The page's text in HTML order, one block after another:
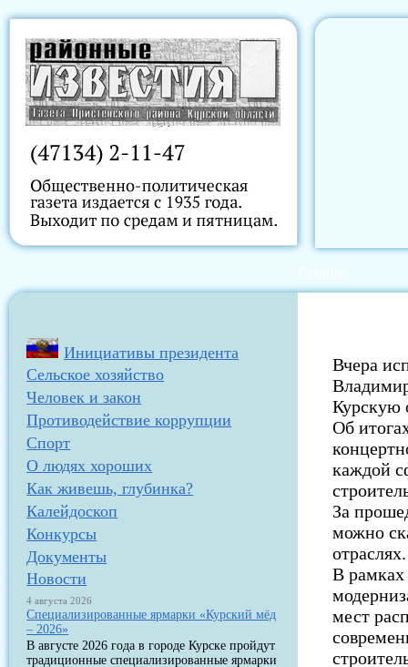
Инициативы президента
Сельское хозяйство
Человек и закон
Противодействие коррупции
Спорт
О людях хороших
Как живешь, глубинка?
Калейдоскоп
Конкурсы
Документы
Новости
4 августа 2026
Специализированные ярмарки «Курский мёд
– 2026»
В августе 2026 года в городе Курске пройдут
традиционные специализированные ярмарки
Вчера
Курскую
Об
каждой
За
можно
отраслях.
В рамках
мест